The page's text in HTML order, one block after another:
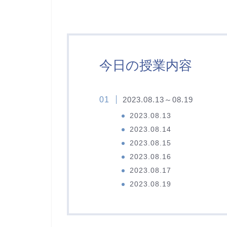
今日の授業内容
2023.08.13～08.19
2023.08.13
2023.08.14
2023.08.15
2023.08.16
2023.08.17
2023.08.19